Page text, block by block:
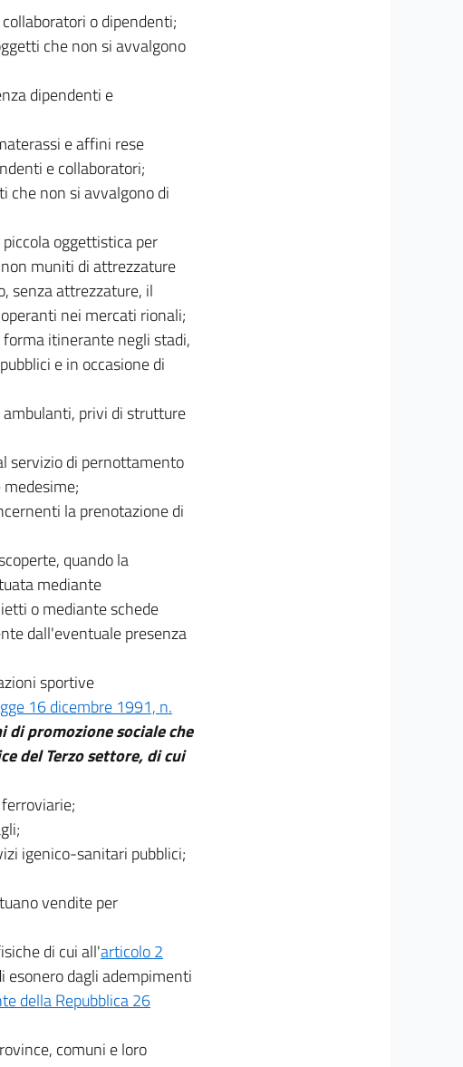
o dipendenti;
che non si avvalgono
dipendenti e
e affini rese
e collaboratori;
che non si avvalgono di
oggettistica per
muniti di attrezzature
senza attrezzature, il
nei mercati rionali;
itinerante negli stadi,
e in occasione di
privi di strutture
servizio di pernottamento
la prenotazione di
quando la
mediante
o mediante schede
dall'eventuale presenza
sportive
16 dicembre 1991, n.
di promozione sociale che
del Terzo settore, di cui
igenico-sanitari pubblici;
vendite per
di cui all'articolo 2
esonero dagli adempimenti
della Repubblica 26
comuni e loro